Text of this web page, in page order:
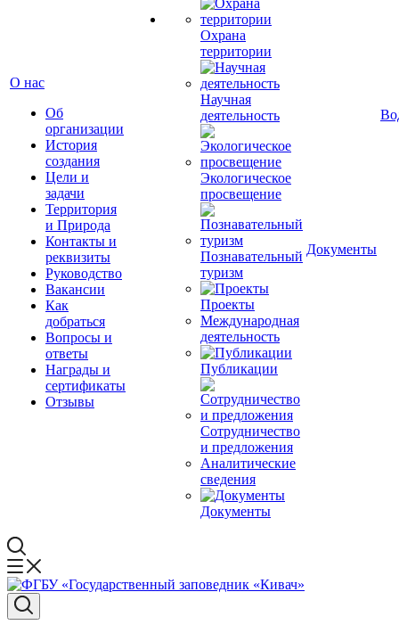
О нас
Об
организации
История
создания
Цели и
задачи
Территория
и Природа
Контакты и
реквизиты
Руководство
Вакансии
Как
добраться
Вопросы и
ответы
Награды и
сертификаты
Отзывы
Охрана
территории
Научная
деятельность
Экологическое
просвещение
Познавательный
туризм
Проекты
Международная
деятельность
Публикации
Сотрудничество
и предложения
Аналитические
сведения
Документы
Документы